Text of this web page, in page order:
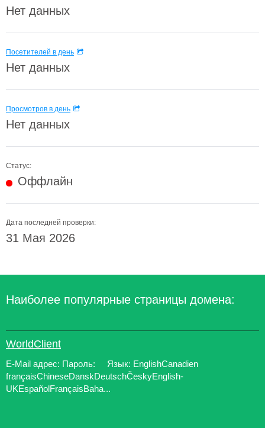
Нет данных
Посетителей в день
Нет данных
Просмотров в день
Нет данных
Статус:
Оффлайн
Дата последней проверки:
31 Мая 2026
Наиболее популярные страницы домена:
WorldClient
E-Mail адрес: Пароль: Язык: EnglishCanadien
françaisChineseDanskDeutschČeskyEnglish-
UKEspañolFrançaisBaha...